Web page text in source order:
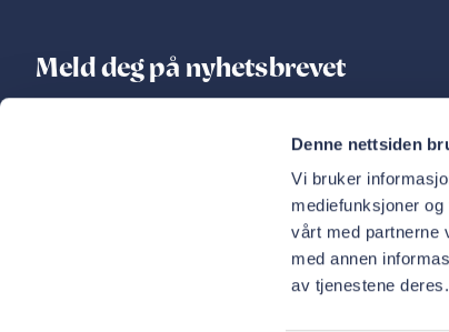
Denne nettsiden
Vi bruker
mediefunksjoner
vårt med partnerne
med annen
av tjenestene deres.
Meld deg på nyhetsbrevet
Meld meg